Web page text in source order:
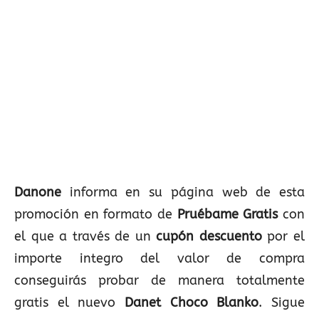
Danone informa en su página web de esta
promoción en formato de Pruébame Gratiscon
el que a través de uncupón descuentopor el
importe integro del valor de compra
conseguirás probar de manera totalmente
gratis el nuevo Danet Choco Blanko. Sigue